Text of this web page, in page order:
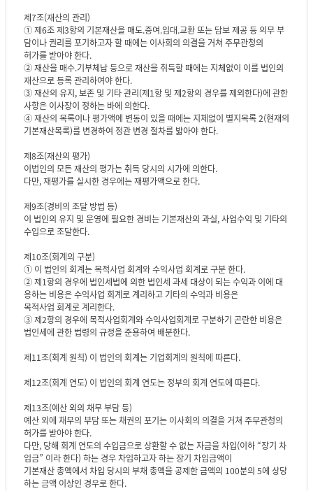
제7조(재산의 관리)
① 제6조 제3항의 기본재산을 매도.증여.임대.교환 또는 담보 제공 등 의무 부
담이나 권리를 포기하고자 할 때에는 이사회의 의결을 거쳐 주무관청의
허가를 받아야 한다.
② 재산을 매수.기부체납 등으로 재산을 취득할 때에는 지체없이 이를 법인의
재산으로 등록 관리하여야 한다.
③ 재산의 유지, 보존 및 기타 관리(제1항 및 제2항의 경우를 제외한다)에 관한
사항은 이사장이 정하는 바에 의한다.
④ 재산의 목록이나 평가액에 변동이 있을 때에는 지체없이 별지목록 2(현재의
기본재산목록)를 변경하여 정관 변경 절차를 밟아야 한다.
제8조(재산의 평가)
이법인의 모든 재산의 평가는 취득 당시의 시가에 의한다.
다만, 재평가를 실시한 경우에는 재평가액으로 한다.
제9조(경비의 조달 방법 등)
이 법인의 유지 및 운영에 필요한 경비는 기본재산의 과실, 사업수익 및 기타의
수입으로 조달한다.
제10조(회계의 구분)
① 이 법인의 회계는 목적사업 회계와 수익사업 회계로 구분 한다.
② 제1항의 경우에 법인세법에 의한 법인세 과세 대상이 되는 수익과 이에 대
응하는 비용은 수익사업 회계로 계리하고 기타의 수익과 비용은
목적사업 회계로 계리한다.
③ 제2항의 경우에 목적사업회계와 수익사업회계로 구분하기 곤란한 비용은
법인세에 관한 법령의 규정을 준용하여 배분한다.
제11조(회계 원칙) 이 법인의 회계는 기업회계의 원칙에 따른다.
제12조(회계 연도) 이 법인의 회계 연도는 정부의 회계 연도에 따른다.
제13조(예산 외의 채무 부담 등)
예산 외에 채무의 부담 또는 채권의 포기는 이사회의 의결을 거쳐 주무관청의
허가를 받아야 한다.
다만, 당해 회계 연도의 수입금으로 상환할 수 없는 자금을 차입(이하 “장기 차
입금” 이라 한다) 하는 경우 차입하고자 하는 장기 차입금액이
기본재산 총액에서 차입 당시의 부채 총액을 공제한 금액의 100분의 5에 상당
하는 금액 이상인 경우로 한다.